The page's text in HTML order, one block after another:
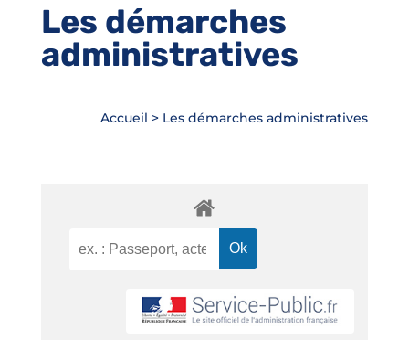
Les démarches
administratives
Accueil > Les démarches administratives